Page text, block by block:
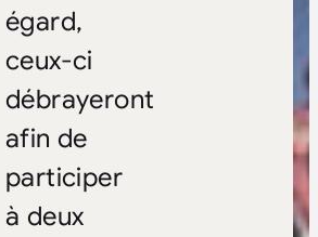
égard,
ceux-ci
débrayeront
afin de
participer
à deux